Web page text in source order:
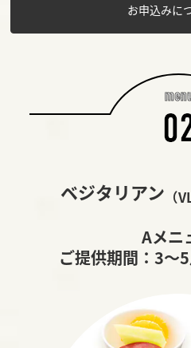
お申込みに
ベジタリアン （
Aメニ
ご提供期間：3～